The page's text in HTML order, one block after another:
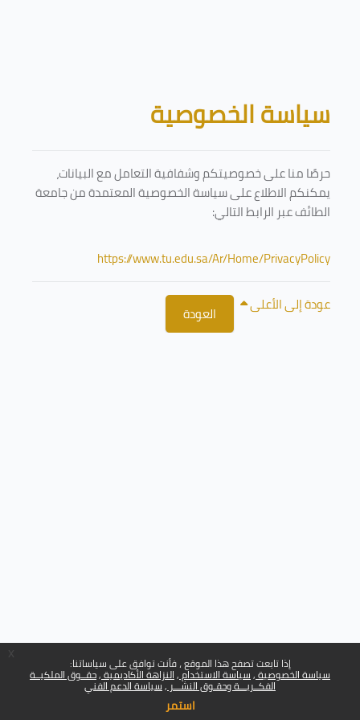
إذا تابعت تصفح هذا الموقع ، فأنت توافق على سياساتنا:
سياسة الخصوصية سياسة الاستخدام النزاهة الأكاديمية حقــوق الملكيــة
الفكــريـــة وحقـوق النشـــر سياسة الدعم الفني
استمر
الكتل
سياسة الخصوصية
حرصًا منا على خصوصيتكم وشفافية التعامل مع البيانات،
يمكنكم الاطلاع على سياسة الخصوصية المعتمدة من جامعة
الطائف عبر الرابط التالي:
https://www.tu.edu.sa/Ar/Home/PrivacyPolicy
العودة عودة إلى الأعلى